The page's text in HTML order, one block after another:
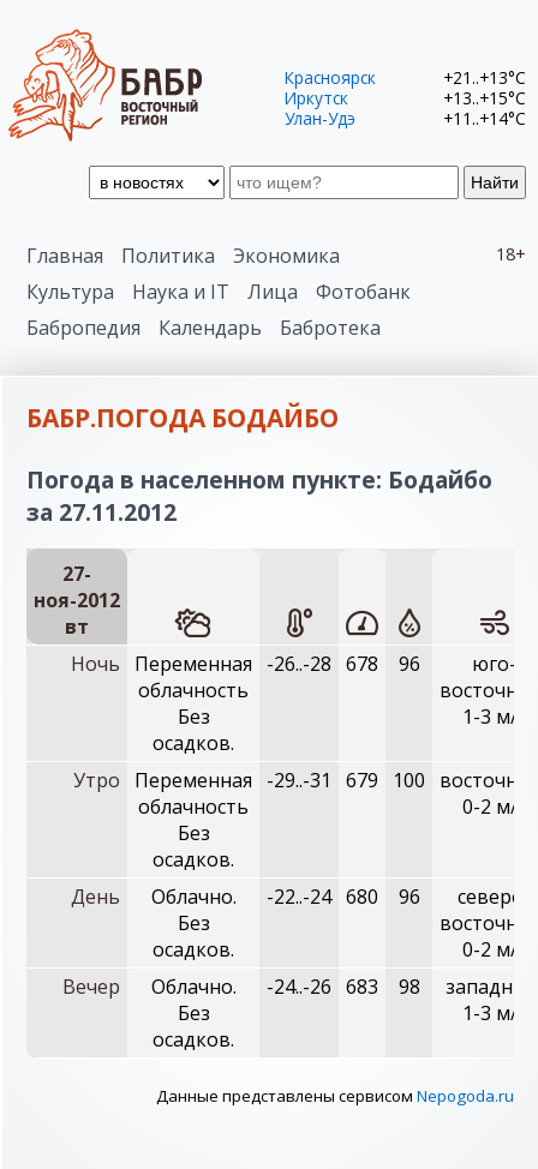
Найти
Красноярск
+21..+13°C
Иркутск
+13..+15°C
Улан-Удэ
+11..+14°C
18+
Главная Политика
Экономика
Культура
Наука и IT Лица
Фотобанк
Бабропедия
Календарь Бабротека
БАБР.ПОГОДА БОДАЙБО
Погода в населенном пункте: Бодайбо
за 27.11.2012
27-
ноя-2012
вт
Ночь
Переменная
облачность
Без
осадков.
-26..-28 678 96
юго-
1-3 м/с
Утро
Переменная
облачность
Без
осадков.
-29..-31 679 100
0-2 м/с
День
Облачно.
Без
осадков.
-22..-24 680 96
северо-
0-2 м/с
Вечер
Облачно.
Без
осадков.
-24..-26 683 98
1-3 м/с
Данные представлены сервисом Nepogoda.ru